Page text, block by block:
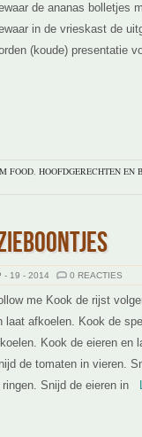
de ananas bolletjes
in de vrieskast de
(koude) presentatie
FOOD, HOOFDGERECHTEN EN
- 19 - 2014 0 REACTIES
me Kook de rijst
laat afkoelen. Kook de
Kook de eieren en
de tomaten in vieren.
ringen. Snijd de eieren in